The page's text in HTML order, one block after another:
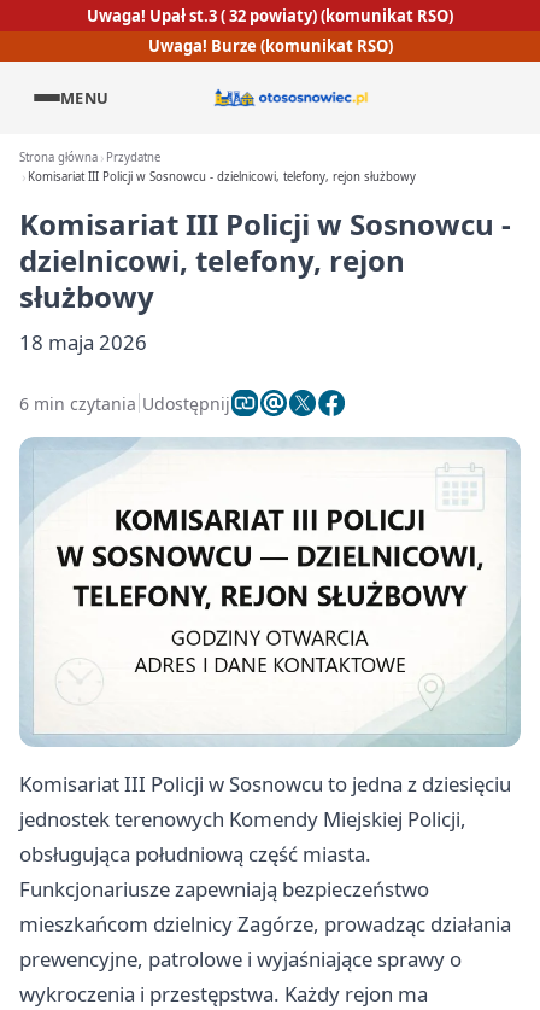
Uwaga! Upał st.3 ( 32 powiaty) (komunikat RSO)
Uwaga! Burze (komunikat RSO)
MENU
Strona główna
Przydatne
Komisariat III Policji w Sosnowcu - dzielnicowi, telefony, rejon służbowy
Komisariat III Policji w Sosnowcu -
dzielnicowi, telefony, rejon
służbowy
18 maja 2026
6 min czytania Udostępnij
Komisariat III Policji w Sosnowcu to jedna z dziesięciu
jednostek terenowych Komendy Miejskiej Policji,
obsługująca południową część miasta.
Funkcjonariusze zapewniają bezpieczeństwo
mieszkańcom dzielnicy Zagórze, prowadząc działania
prewencyjne, patrolowe i wyjaśniające sprawy o
wykroczenia i przestępstwa. Każdy rejon ma